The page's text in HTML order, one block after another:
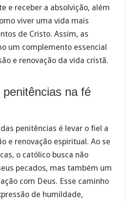
e receber a absolvição, além
viver uma vida mais
de Cristo. Assim, as
um complemento essencial
e renovação da vida cristã.
na fé
penitências é levar o fiel a
e renovação espiritual. Ao se
o católico busca não
pecados, mas também um
com Deus. Esse caminho
de humildade,